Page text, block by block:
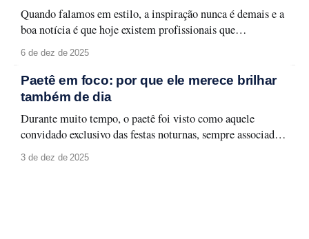
Quando falamos em estilo, a inspiração nunca é demais e a
boa notícia é que hoje existem profissionais que
transformam moda em aprendizado, aplicabilidade e
identidade. Selecionamos quatro consultoras de estilo que
merecem atenção e que podem transformar a forma como
você olha para o seu guarda-roupa, sua rotina
6 de dez de 2025
Paetê em foco: por que ele merece brilhar
também de dia
Durante muito tempo, o paetê foi visto como aquele
convidado exclusivo das festas noturnas, sempre associado a
produções glamourosas, luz baixa e ocasiões especiais. A
moda evolui, e com ela surge um novo olhar: o paetê não
3 de dez de 2025